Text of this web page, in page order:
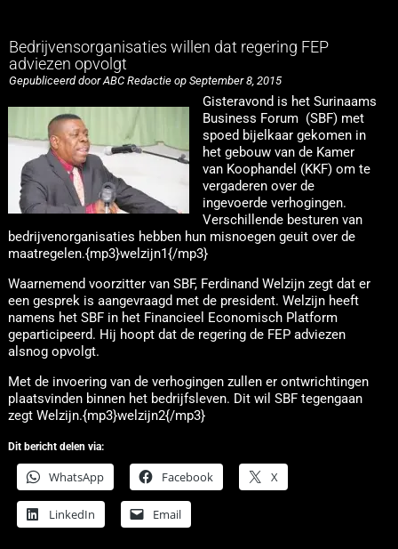
Bedrijvensorganisaties willen dat regering FEP
adviezen opvolgt
Gepubliceerd door ABC Redactie op September 8, 2015
Gisteravond is het Surinaams
Business Forum (SBF) met
spoed bijelkaar gekomen in
het gebouw van de Kamer
van Koophandel (KKF) om te
vergaderen over de
ingevoerde verhogingen.
Verschillende besturen van
bedrijvenorganisaties hebben hun misnoegen geuit over de
maatregelen.{mp3}welzijn1{/mp3}
Waarnemend voorzitter van SBF, Ferdinand Welzijn zegt dat er
een gesprek is aangevraagd met de president. Welzijn heeft
namens het SBF in het Financieel Economisch Platform
geparticipeerd. Hij hoopt dat de regering de FEP adviezen
alsnog opvolgt.
Met de invoering van de verhogingen zullen er ontwrichtingen
plaatsvinden binnen het bedrijfsleven. Dit wil SBF tegengaan
zegt Welzijn.{mp3}welzijn2{/mp3}
Dit bericht delen via:
WhatsApp Facebook X
LinkedIn Email